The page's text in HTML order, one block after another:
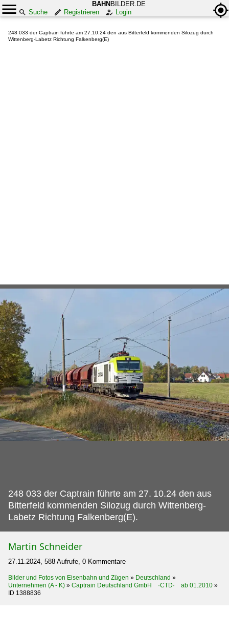
BAHN BILDER.DE
Suche
Registrieren Login
248 033 der Captrain führte am 27.10.24 den aus Bitterfeld kommenden Silozug durch
Wittenberg-Labetz Richtung Falkenberg(E)
248 033 der Captrain führte am 27. 10.24 den aus
Bitterfeld kommenden Silozug durch Wittenberg-
Labetz Richtung Falkenberg(E).
Martin Schneider
27.11.2024, 588 Aufrufe, 0 Kommentare
Bilder und Fotos von Eisenbahn und Zügen » Deutschland »
Unternehmen (A - K) » Captrain Deutschland GmbH ·CTD· ab 01.2010 »
ID 1388836